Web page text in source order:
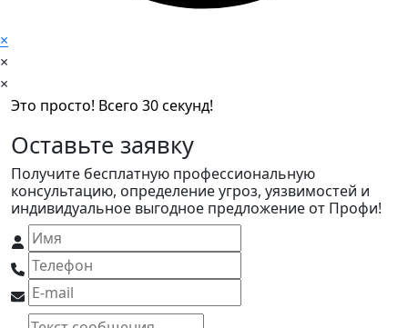
×
×
×
Это просто! Всего 30 секунд!
Оставьте заявку
Получите бесплатную профессиональную
консультацию, определение угроз, уязвимостей и
индивидуальное выгодное предложение от Профи!